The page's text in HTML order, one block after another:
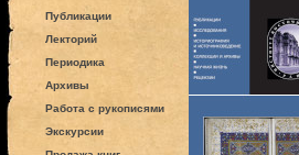
Публикации
Лекторий
Периодика
Архивы
Работа с рукописями
Экскурсии